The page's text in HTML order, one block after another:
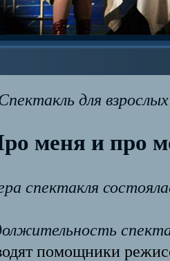
для
меня и про
спектакля
помощники